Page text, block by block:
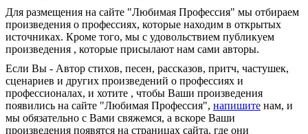
Для размещения на сайте "Любимая Профессия" мы отбираем
произведения о профессиях, которые находим в открытых
источниках. Кроме того, мы с удовольствием публикуем
произведения , которые присылают нам сами авторы.
Если Вы - Автор стихов, песен, рассказов, притч, частушек,
сценариев и других произведений о профессиях и
профессионалах, и хотите , чтобы Ваши произведения
появились на сайте "Любимая Профессия", напишите нам, и
мы обязательно с Вами свяжемся, а вскоре Ваши
произведения появятся на страницах сайта, где они